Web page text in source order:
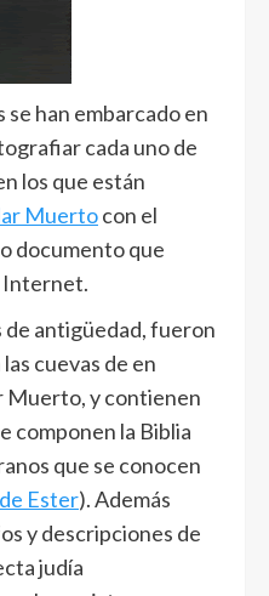
han embarcado en
cada uno de
los que están
Muertocon el
documento que
Internet.
de antigüedad, fueron
cuevas de en
Muerto, y contienen
componen la Biblia
que se conocen
Ester). Además
y descripciones de
judía